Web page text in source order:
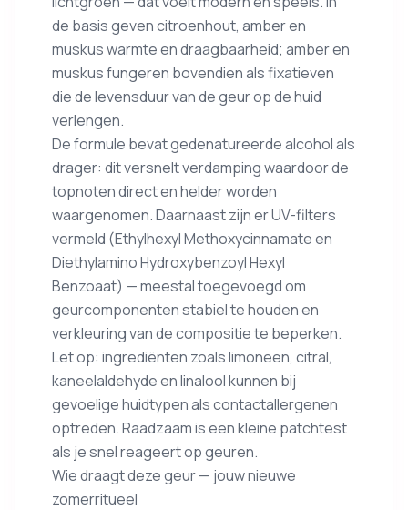
de basis geven citroenhout, amber en
muskus warmte en draagbaarheid; amber en
muskus fungeren bovendien als fixatieven
die de levensduur van de geur op de huid
verlengen.
De formule bevat gedenatureerde alcohol als
drager: dit versnelt verdamping waardoor de
topnoten direct en helder worden
waargenomen. Daarnaast zijn er UV-filters
vermeld (Ethylhexyl Methoxycinnamate en
Diethylamino Hydroxybenzoyl Hexyl
Benzoaat) — meestal toegevoegd om
geurcomponenten stabiel te houden en
verkleuring van de compositie te beperken.
Let op: ingrediënten zoals limoneen, citral,
kaneelaldehyde en linalool kunnen bij
gevoelige huidtypen als contactallergenen
optreden. Raadzaam is een kleine patchtest
als je snel reageert op geuren.
Wie draagt deze geur — jouw nieuwe
zomerritueel